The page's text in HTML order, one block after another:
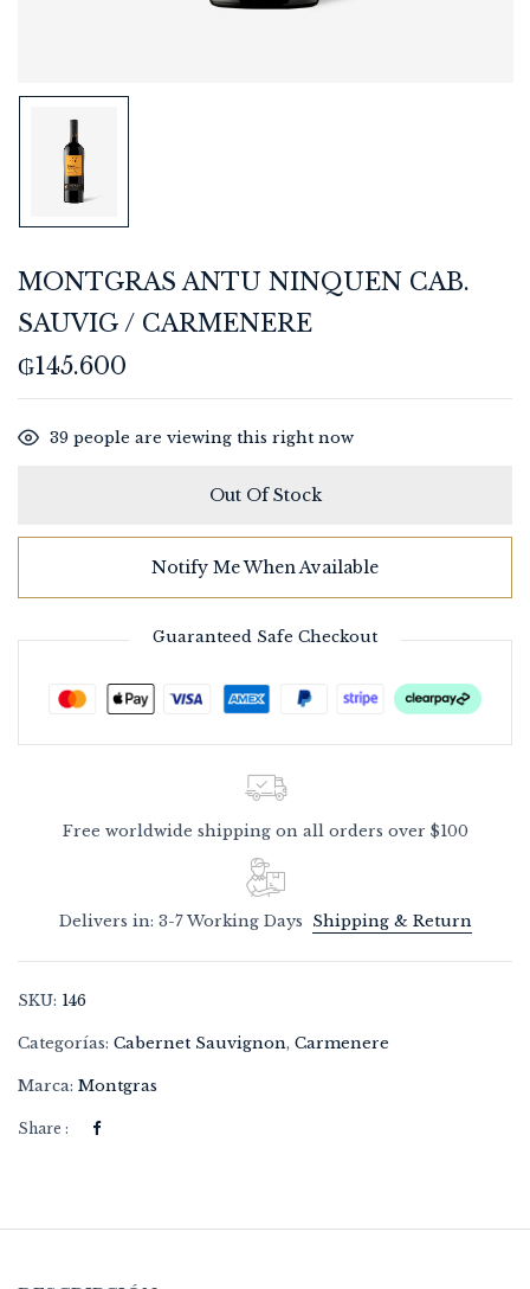
MONTGRAS ANTU NINQUEN CAB.
SAUVIG / CARMENERE
₲145.600
39 people are viewing this right now
Out Of Stock
Notify Me When Available
Guaranteed Safe Checkout
Free worldwide shipping on all orders over $100
Delivers in: 3-7 Working Days Shipping & Return
SKU: 146
Categorías: Cabernet Sauvignon, Carmenere
Marca: Montgras
Share :